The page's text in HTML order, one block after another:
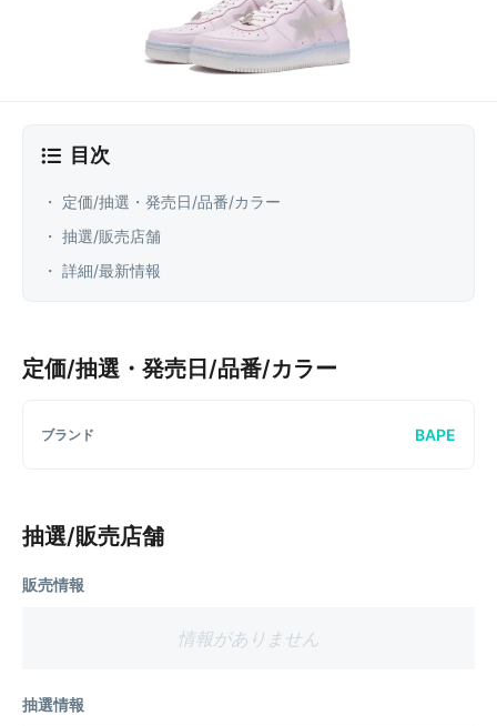
目次
・ 定価/抽選・発売日/品番/カラー
・ 抽選/販売店舗
・ 詳細/最新情報
定価/抽選・発売日/品番/カラー
ブランド BAPE
抽選/販売店舗
販売情報
情報がありません
抽選情報